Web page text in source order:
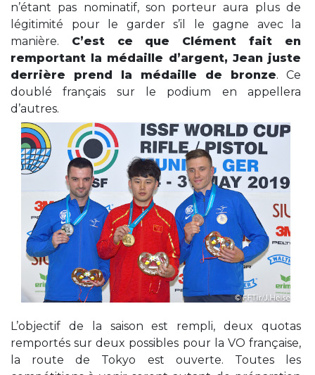
n’étant pas nominatif, son porteur aura plus de
légitimité pour le garder s’il le gagne avec la
manière. C’est ce que Clément fait en
remportant la médaille d’argent, Jean juste
derrière prend la médaille de bronze. Ce
doublé français sur le podium en appellera
d’autres.
L’objectif de la saison est rempli, deux quotas
remportés sur deux possibles pour la VO française,
la route de Tokyo est ouverte. Toutes les